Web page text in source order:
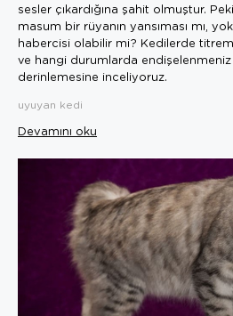
sesler çıkardığına şahit olmuştur.
masum bir rüyanın yansıması mı,
habercisi olabilir mi? Kedilerde
ve hangi durumlarda endişelenmeniz
derinlemesine inceliyoruz.
uyuyan kedi
Devamını oku